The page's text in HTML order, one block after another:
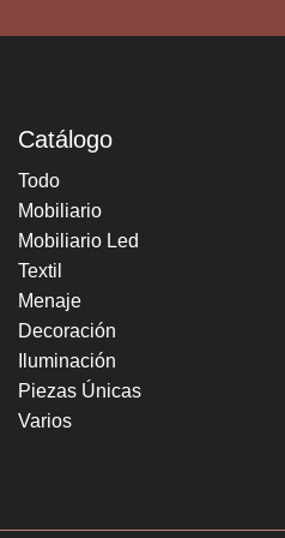
Catálogo
Todo
Mobiliario
Mobiliario Led
Textil
Menaje
Decoración
Iluminación
Piezas Únicas
Varios